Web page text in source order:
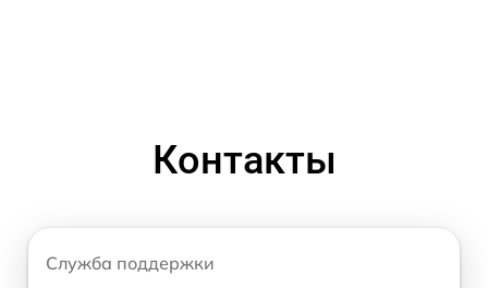
Контакты
Служба поддержки